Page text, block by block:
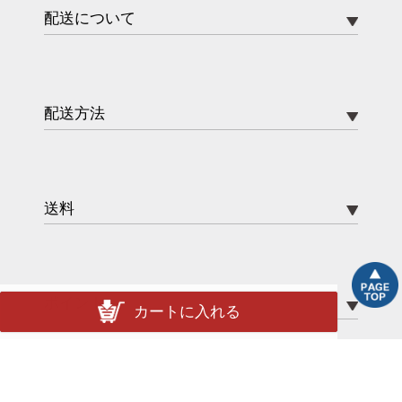
カートに入れる
配送について
配送方法
送料
ポイント